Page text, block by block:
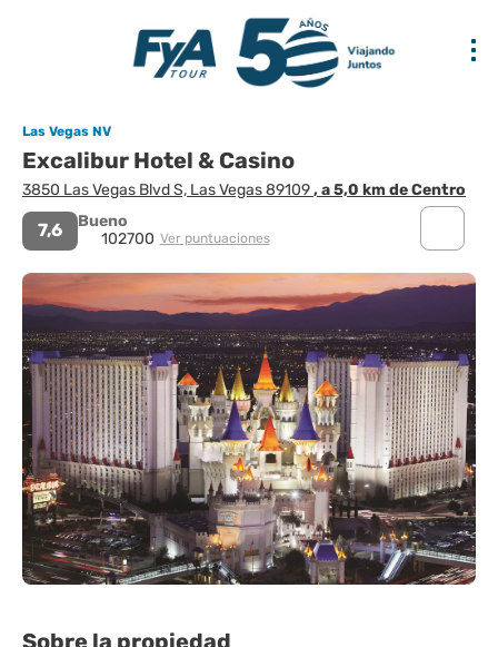
Las Vegas NV
Excalibur Hotel & Casino
3850 Las Vegas Blvd S, Las Vegas 89109, a 5,0 km de Centro
7,6
Bueno
102700 Ver puntuaciones
Sobre la propiedad